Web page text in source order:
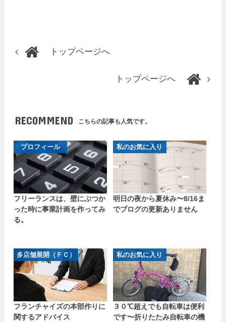
トップページへ
トップページへ
RECOMMEND こちらの記事も人気です。
プロフィール
フリーランスは、壁にぶつか
った時に事業計画を作ってみ
る。
私のお気に入り
明日の夜から夏休み〜8/16ま
でブログの更新ありません
多店舗展開（ＦＣ）
フランチャイズの本部作りに
関するアドバイス
私のお気に入り
３０℃超えでも自転車は便利
です〜折りたたみ自転車の機